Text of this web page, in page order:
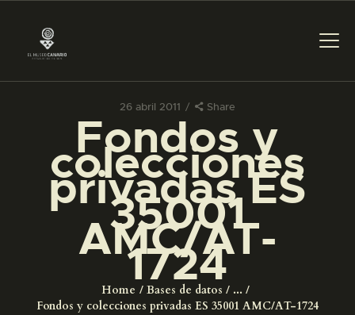
26 abril 2011 Share
Fondos y
colecciones
privadas ES
35001
AMC/AT-
1724
Home Bases de datos
...
Fondos y colecciones privadas ES 35001 AMC/AT-1724
PREPARAR LA VISITA
ACTIVIDADES
EL MUSEO